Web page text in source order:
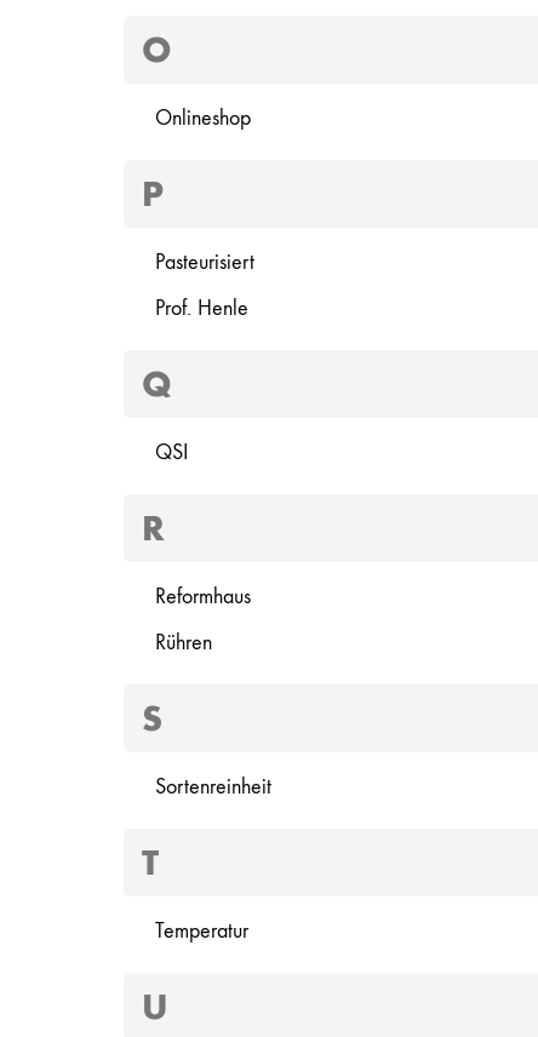
O
Onlineshop
P
Pasteurisiert
Prof. Henle
Q
QSI
R
Reformhaus
Rühren
S
Sortenreinheit
T
Temperatur
U